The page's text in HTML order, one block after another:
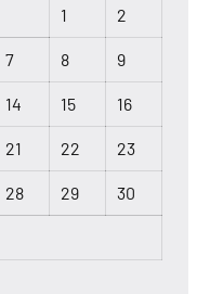
1 2
7 8 9
14 15 16
21 22 23
28 29 30